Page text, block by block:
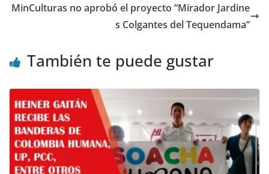
MinCulturas no aprobó el proyecto “Mirador Jardine
s Colgantes del Tequendama”
También te puede gustar